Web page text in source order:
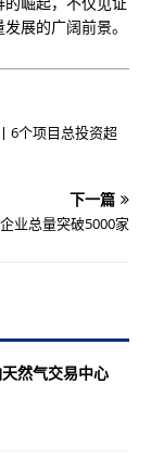
展的广阔前景。
6个项目总投资超
下一篇
业总量突破5000家
然气交易中心